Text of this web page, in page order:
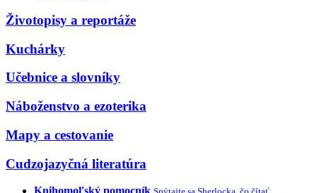
Životopisy a reportáže
Kuchárky
Učebnice a slovníky
Náboženstvo a ezoterika
Mapy a cestovanie
Cudzojazyčná literatúra